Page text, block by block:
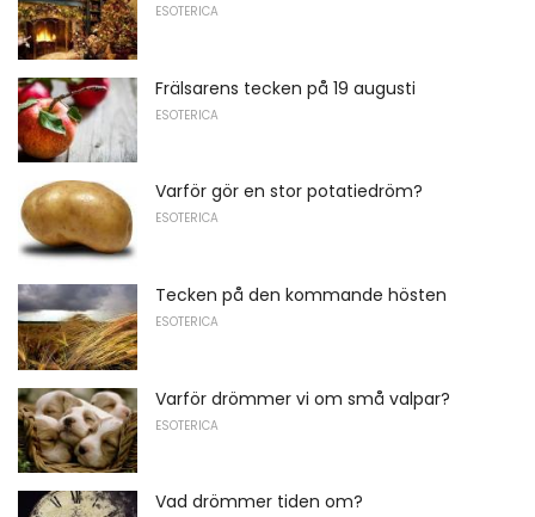
ESOTERICA
Frälsarens tecken på 19 augusti
ESOTERICA
Varför gör en stor potatiedröm?
ESOTERICA
Tecken på den kommande hösten
ESOTERICA
Varför drömmer vi om små valpar?
ESOTERICA
Vad drömmer tiden om?